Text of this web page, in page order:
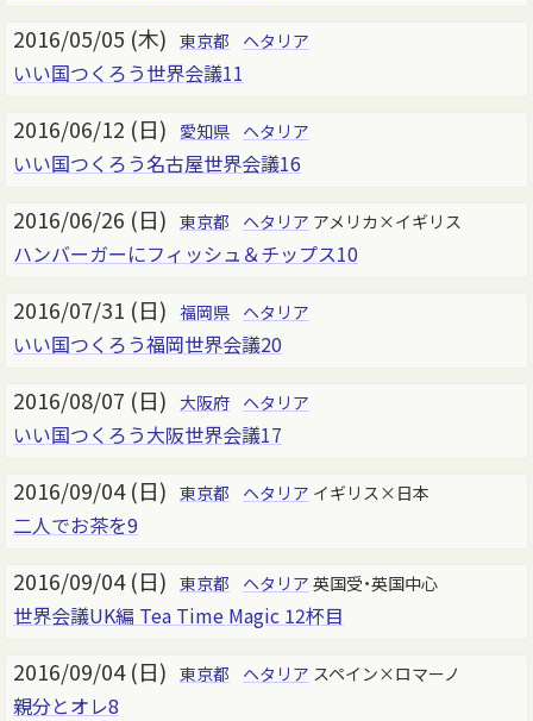
2016/05/05 (木) 東京都 ヘタリア
いい国つくろう世界会議11
2016/06/12 (日) 愛知県 ヘタリア
いい国つくろう名古屋世界会議16
2016/06/26 (日) 東京都 ヘタリア アメリカ×イギリス
ハンバーガーにフィッシュ＆チップス10
2016/07/31 (日) 福岡県 ヘタリア
いい国つくろう福岡世界会議20
2016/08/07 (日) 大阪府 ヘタリア
いい国つくろう大阪世界会議17
2016/09/04 (日) 東京都 ヘタリア イギリス×日本
二人でお茶を9
2016/09/04 (日) 東京都 ヘタリア 英国受・英国中心
世界会議UK編 Tea Time Magic 12杯目
2016/09/04 (日) 東京都 ヘタリア スペイン×ロマーノ
親分とオレ8